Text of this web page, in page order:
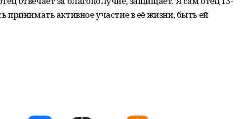
принимать активное участие в её жизни, быть ей